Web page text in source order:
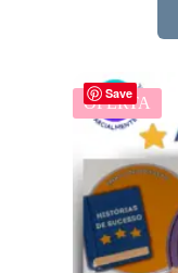
Save
OFERTA